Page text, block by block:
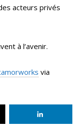
acteurs privés
à l’avenir.
via